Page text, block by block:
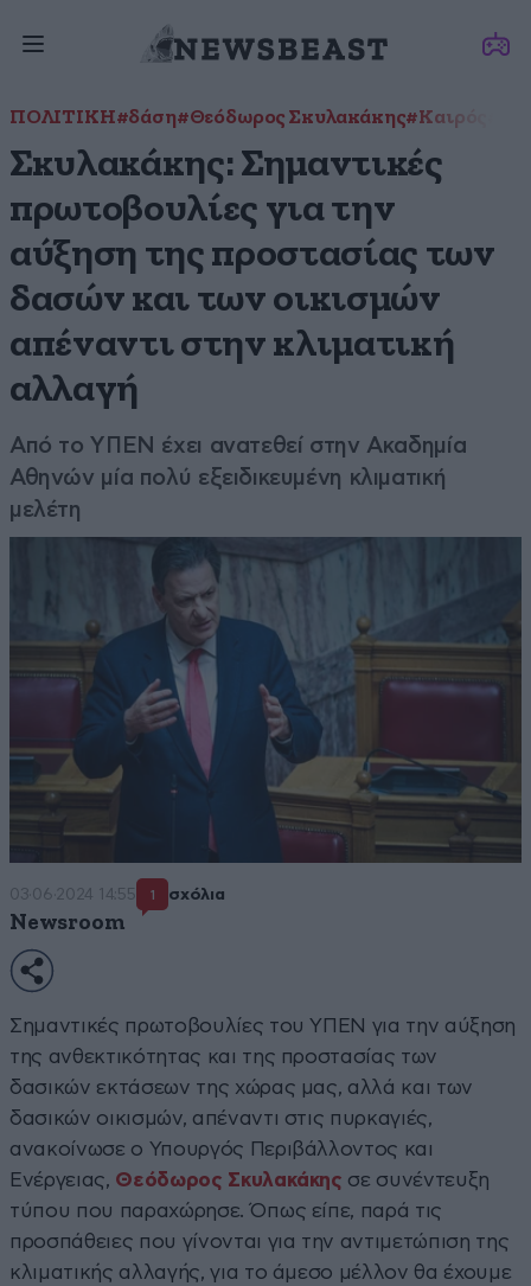
ΠΟΛΙΤΙΚΗ#δάση#Θεόδωρος Σκυλακάκης#Καιρός
Σκυλακάκης: Σημαντικές
πρωτοβουλίες για την
αύξηση της προστασίας των
δασών και των οικισμών
απέναντι στην κλιματική
αλλαγή
Από το ΥΠΕΝ έχει ανατεθεί στην Ακαδημία
Αθηνών μία πολύ εξειδικευμένη κλιματική
μελέτη
03·06·2024 14:55 1 σχόλια
Newsroom
Σημαντικές πρωτοβουλίες του ΥΠΕΝ για την αύξηση
της ανθεκτικότητας και της προστασίας των
δασικών εκτάσεων της χώρας μας, αλλά και των
δασικών οικισμών, απέναντι στις πυρκαγιές,
ανακοίνωσε ο Υπουργός Περιβάλλοντος και
Ενέργειας, Θεόδωρος Σκυλακάκης σε συνέντευξη
τύπου που παραχώρησε. Όπως είπε, παρά τις
προσπάθειες που γίνονται για την αντιμετώπιση της
κλιματικής αλλαγής, για το άμεσο μέλλον θα έχουμε